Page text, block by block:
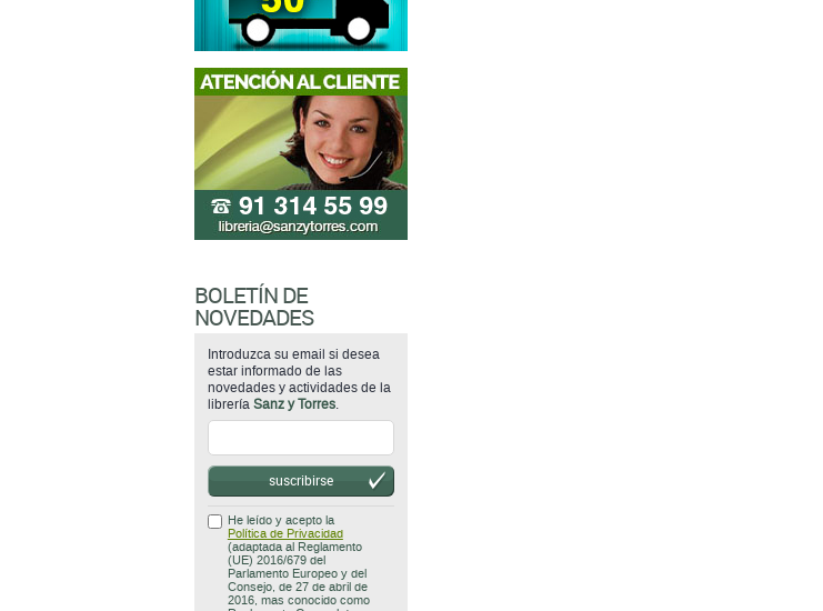
BOLETÍN DE
NOVEDADES
Introduzca su email si desea
estar informado de las
novedades y actividades de la
librería Sanz y Torres.
suscribirse
He leído y acepto la
Política de Privacidad
(adaptada al Reglamento
(UE) 2016/679 del
Parlamento Europeo y del
Consejo, de 27 de abril de
2016, mas conocido como